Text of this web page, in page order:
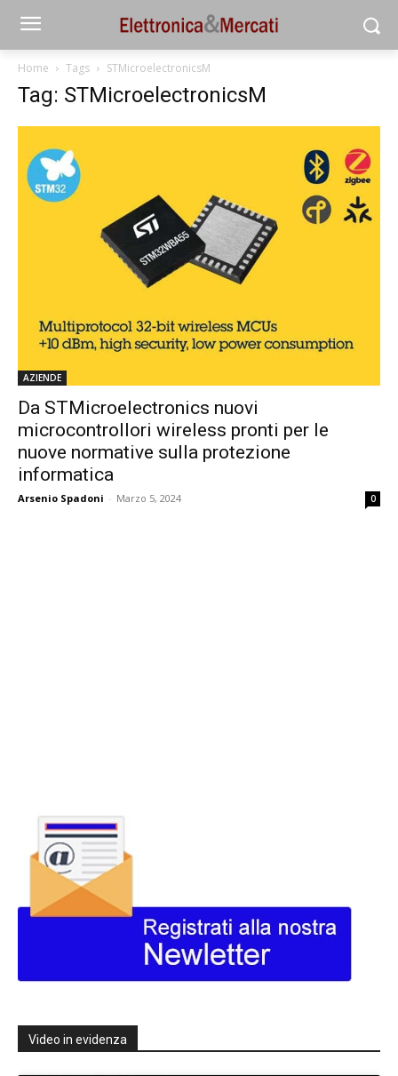
Home Tags STMicroelectronicsM
Tag: STMicroelectronicsM
AZIENDE
Da STMicroelectronics nuovi
microcontrollori wireless pronti per le
nuove normative sulla protezione
informatica
Arsenio Spadoni - Marzo 5, 2024 0
Video in evidenza